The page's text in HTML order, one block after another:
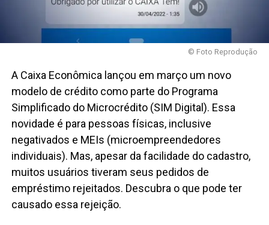
© Foto Reprodução
A Caixa Econômica lançou em março um novo
modelo de crédito como parte do Programa
Simplificado do Microcrédito (SIM Digital). Essa
novidade é para pessoas físicas, inclusive
negativados e MEIs (microempreendedores
individuais). Mas, apesar da facilidade do cadastro,
muitos usuários tiveram seus pedidos de
empréstimo rejeitados. Descubra o que pode ter
causado essa rejeição.